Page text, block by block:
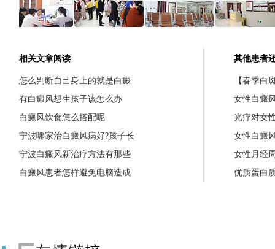
相关文章阅读
怎么判断自己身上的就是白癜
有白癜风想生孩子该怎么办
白癜风饮食怎么搭配呢
宁波哪家治白癜风病好?孩子长
宁波白癜风新治疗方法有那些
白癜风患者怎样避免电脑造成
其他患者
【春季白
女性白癜
光疗对女
女性白癜
女性月经
优质蛋白